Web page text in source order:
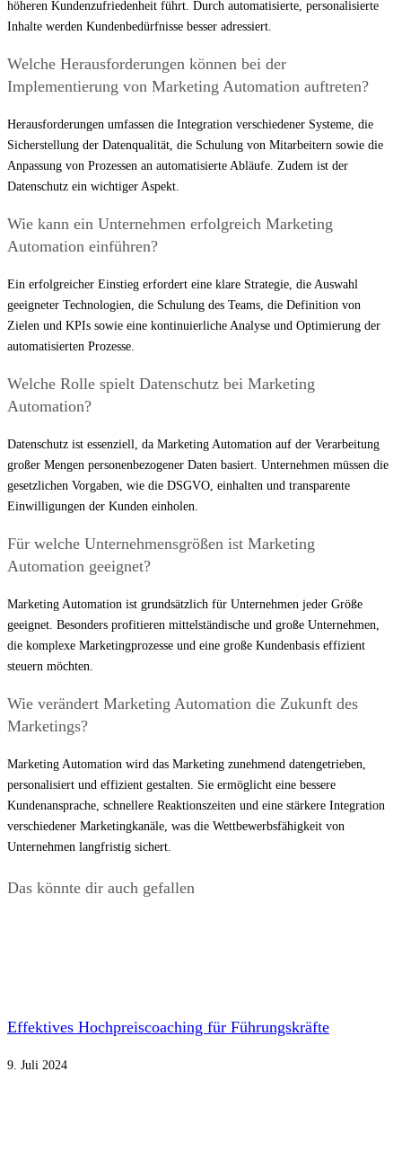
höheren Kundenzufriedenheit führt. Durch automatisierte, personalisierte
Inhalte werden Kundenbedürfnisse besser adressiert.
Welche Herausforderungen können bei der
Implementierung von Marketing Automation auftreten?
Herausforderungen umfassen die Integration verschiedener Systeme, die
Sicherstellung der Datenqualität, die Schulung von Mitarbeitern sowie die
Anpassung von Prozessen an automatisierte Abläufe. Zudem ist der
Datenschutz ein wichtiger Aspekt.
Wie kann ein Unternehmen erfolgreich Marketing
Automation einführen?
Ein erfolgreicher Einstieg erfordert eine klare Strategie, die Auswahl
geeigneter Technologien, die Schulung des Teams, die Definition von
Zielen und KPIs sowie eine kontinuierliche Analyse und Optimierung der
automatisierten Prozesse.
Welche Rolle spielt Datenschutz bei Marketing
Automation?
Datenschutz ist essenziell, da Marketing Automation auf der Verarbeitung
großer Mengen personenbezogener Daten basiert. Unternehmen müssen die
gesetzlichen Vorgaben, wie die DSGVO, einhalten und transparente
Einwilligungen der Kunden einholen.
Für welche Unternehmensgrößen ist Marketing
Automation geeignet?
Marketing Automation ist grundsätzlich für Unternehmen jeder Größe
geeignet. Besonders profitieren mittelständische und große Unternehmen,
die komplexe Marketingprozesse und eine große Kundenbasis effizient
steuern möchten.
Wie verändert Marketing Automation die Zukunft des
Marketings?
Marketing Automation wird das Marketing zunehmend datengetrieben,
personalisiert und effizient gestalten. Sie ermöglicht eine bessere
Kundenansprache, schnellere Reaktionszeiten und eine stärkere Integration
verschiedener Marketingkanäle, was die Wettbewerbsfähigkeit von
Unternehmen langfristig sichert.
Das könnte dir auch gefallen
Effektives Hochpreiscoaching für Führungskräfte
9. Juli 2024